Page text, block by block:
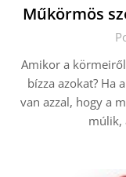
Műkörmös
Amikor a
bízza azokat? Ha
van azzal, hogy a
múlik,